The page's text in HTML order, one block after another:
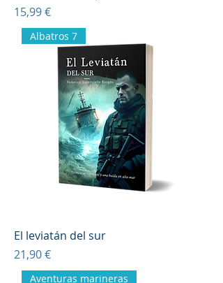
Precio
15,99 €
Albatros 7
El leviatán del sur
Precio
21,90 €
Aventuras marineras